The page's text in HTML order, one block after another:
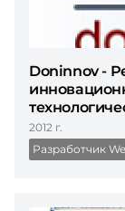
Doninnov -
2012 г.
Разработчик